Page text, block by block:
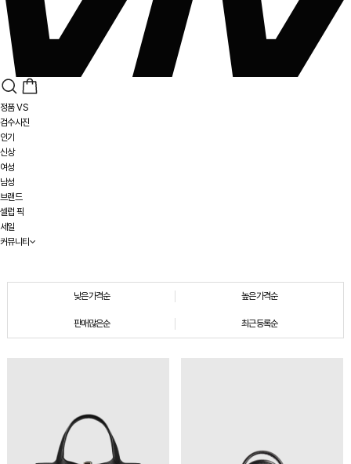
정품 VS
검수사진
인기
신상
여성
남성
브랜드
셀럽 픽
세일
커뮤니티
낮은가격순 높은가격순
판매많은순 최근등록순